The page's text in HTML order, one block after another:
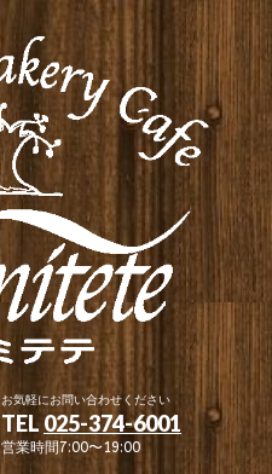
お気軽にお問い合わせください
TEL 025-374-6001
営業時間7:00〜19:00